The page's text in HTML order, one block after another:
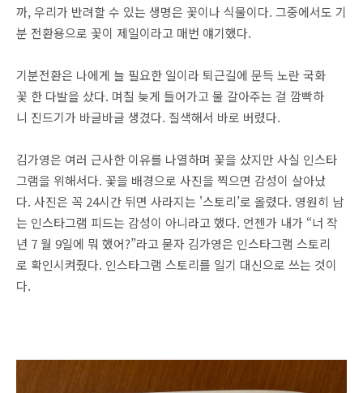
까, 우리가 반려할 수 있는 생명은 꽃이나 식물이다. 그중에서도 기
분 전환용으로 꽃이 제일이라고 매번 얘기했다.
기분전환은 나에게 늘 필요한 일이라 퇴근길에 문득 노란 국화
꽃 한 다발을 샀다. 며칠 늦게 들어가고 물 갈아주는 걸 깜빡하
니 진드기가 바글바글 생겼다. 질색해서 바로 버렸다.
김가영은 여러 근사한 이유를 나열하며 꽃을 샀지만 사실 인스타
그램을 위해서다. 꽃을 배경으로 사진을 찍으면 감성이 살아났
다. 사진은 꼭 24시간 뒤면 사라지는 '스토리’로 올렸다. 영원히 남
는 인스타그램 피드는 감성이 아니라고 했다. 언젠가 내가 “너 작
년 7 월 9일에 뭐 했어?”라고 묻자 김가영은 인스타그램 스토리
로 확인시켜줬다. 인스타그램 스토리를 일기 대신으로 쓰는 것이
다.